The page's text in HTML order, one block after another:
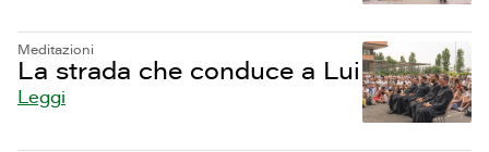
Meditazioni
La strada che conduce a Lui
Leggi